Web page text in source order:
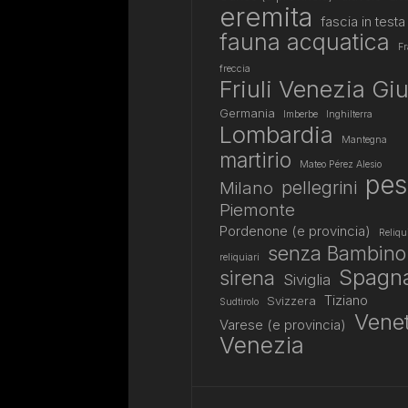
eremita fascia in testa
fauna acquatica
freccia
Friuli Venezia
Germania Imberbe Inghilterra
Lombardia Mantegna
martirio Mateo Pérez Alesio
Milano pellegrini
Piemonte
Pordenone (e provincia)
reliquiari
senza Bambino
sirena Siviglia
Sudtirolo Svizzera
Tiziano
Varese (e provincia)
Venezia